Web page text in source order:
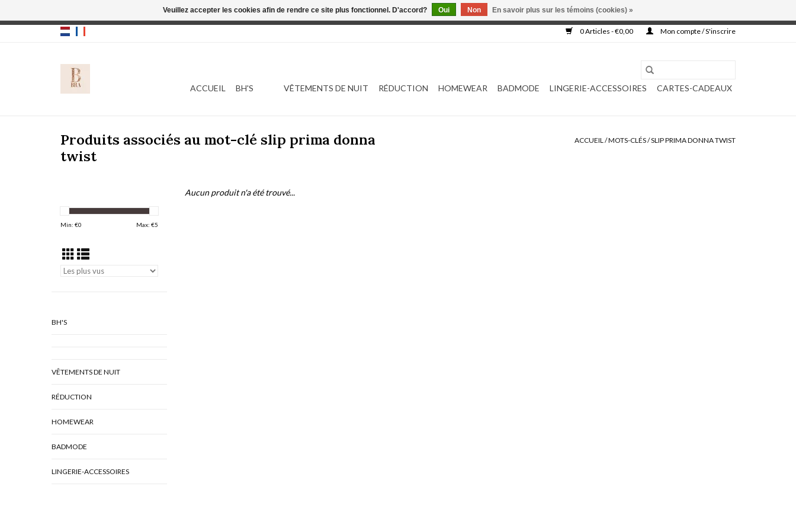
0 Articles - €0,00 Mon compte / S'inscrire
ACCUEIL BH'S VÊTEMENTS DE NUIT RÉDUCTION HOMEWEAR BADMODE LINGERIE-ACCESSOIRES CARTES-CADEAUX
Produits associés au mot-clé slip prima donna
twist
ACCUEIL/MOTS-CLÉS/SLIP PRIMA DONNA TWIST
Min: €0 Max: €5
BH'S
VÊTEMENTS DE NUIT
RÉDUCTION
HOMEWEAR
BADMODE
LINGERIE-ACCESSOIRES
Aucun produit n'a été trouvé...
Veuillez accepter les cookies afin de rendre ce site plus fonctionnel. D'accord? Oui Non En savoir plus sur les témoins (cookies) »
Cette boutique est en construction. Toute commande passée ne sera ni traitée, ni complétée.